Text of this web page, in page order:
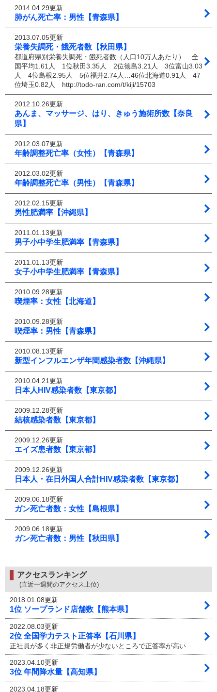
2014.04.29更新
肺がん死亡率：男性【青森県】
2013.07.05更新
栄養失調死・餓死者数【秋田県】
都道府県別栄養失調死・餓死者数（人口10万人あたり） 全
国平均1.61人 1位秋田3.35人 2位徳島3.21人 3位富山3.03
人 4位島根2.95人 5位福井2.74人…46位北海道0.91人 47
位埼玉0.82人 http://todo-ran.com/t/kiji/15703
2012.10.26更新
あんま、マッサージ、はり、きゅう施術所数【奈良
県】
2012.03.07更新
年齢調整死亡率（女性）【青森県】
2012.03.02更新
年齢調整死亡率（男性）【青森県】
2012.02.15更新
男性肥満率【沖縄県】
2011.01.13更新
男子小中学生肥満率【青森県】
2011.01.13更新
女子小中学生肥満率【青森県】
2010.09.28更新
喫煙率：女性【北海道】
2010.09.28更新
喫煙率：男性【青森県】
2010.08.13更新
新型インフルエンザ年間感染者数【沖縄県】
2010.04.21更新
日本人HIV感染者数【東京都】
2009.12.28更新
結核感染者数【東京都】
2009.12.26更新
エイズ患者数【東京都】
2009.12.26更新
日本人・在日外国人合計HIV感染者数【東京都】
2009.06.18更新
ガン死亡者数：女性【島根県】
2009.06.18更新
ガン死亡者数：男性【秋田県】
アクセスランキング
(直近一週間のアクセス上位)
2018.01.08更新
1位 ソープランド店舗数【熊本県】
2022.08.03更新
2位 全国学力テスト正答率【石川県】
正社員が多く非正規労働者が少ないところで正答率が高い
2023.04.10更新
3位 年間降水量【高知県】
2023.04.18更新